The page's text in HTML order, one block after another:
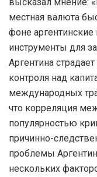
местная валюта
фоне
инструменты для
Аргентина
контроля над
международных
что корреляция
популярностью
причинно-
проблемы
нескольких